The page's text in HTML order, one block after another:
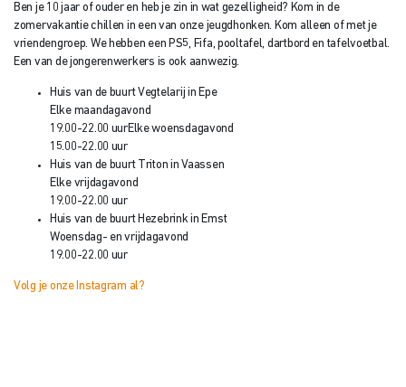
Ben je 10 jaar of ouder en heb je zin in wat gezelligheid? Kom in de
zomervakantie chillen in een van onze jeugdhonken. Kom alleen of met je
vriendengroep. We hebben een PS5, Fifa, pooltafel, dartbord en tafelvoetbal.
Een van de jongerenwerkers is ook aanwezig.
Huis van de buurt Vegtelarij in Epe
Elke maandagavond
19.00-22.00 uurElke woensdagavond
15.00-22.00 uur
Huis van de buurt Triton in Vaassen
Elke vrijdagavond
19.00-22.00 uur
Huis van de buurt Hezebrink in Emst
Woensdag- en vrijdagavond
19.00-22.00 uur
Volg je onze Instagram al?